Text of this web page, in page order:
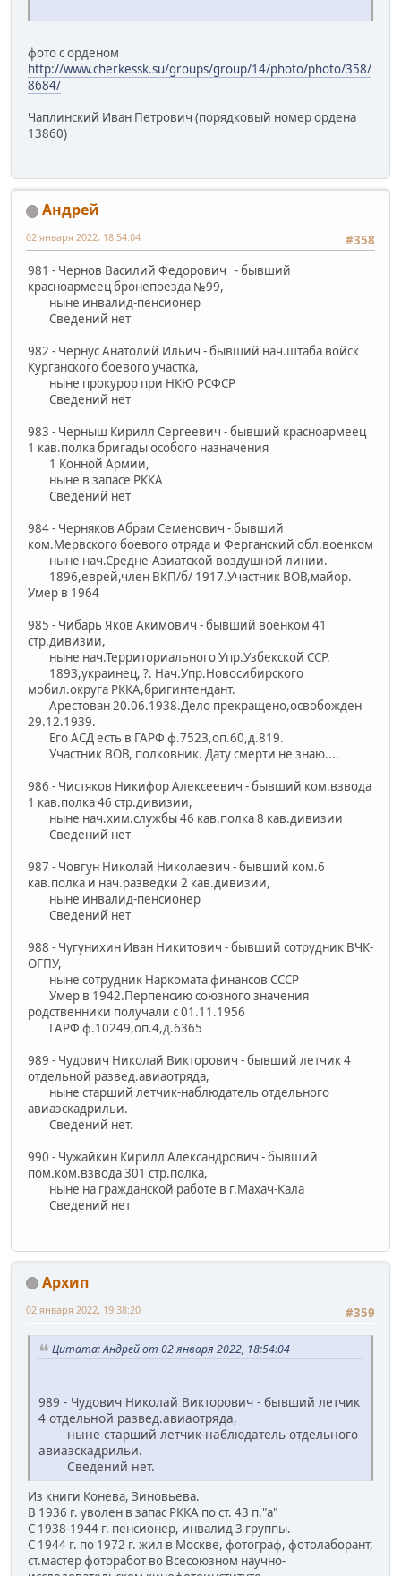
фото с орденом
http://www.cherkessk.su/groups/group/14/photo/photo/358/
8684/
Чаплинский Иван Петрович (порядковый номер ордена
13860)
Андрей
#358
02 января 2022, 18:54:04
981 - Чернов Василий Федорович - бывший
красноармеец бронепоезда №99,
ныне инвалид-пенсионер
Сведений нет
982 - Чернус Анатолий Ильич - бывший нач.штаба войск
Курганского боевого участка,
ныне прокурор при НКЮ РСФСР
Сведений нет
983 - Черныш Кирилл Сергеевич - бывший красноармеец
1 кав.полка бригады особого назначения
1 Конной Армии,
ныне в запасе РККА
Сведений нет
984 - Черняков Абрам Семенович - бывший
ком.Мервского боевого отряда и Ферганский обл.военком
ныне нач.Средне-Азиатской воздушной линии.
1896,еврей,член ВКП/б/ 1917.Участник ВОВ,майор.
Умер в 1964
985 - Чибарь Яков Акимович - бывший военком 41
стр.дивизии,
ныне нач.Территориального Упр.Узбекской ССР.
1893,украинец, ?. Нач.Упр.Новосибирского
мобил.округа РККА,бригинтендант.
Арестован 20.06.1938.Дело прекращено,освобожден
29.12.1939.
Его АСД есть в ГАРФ ф.7523,оп.60,д.819.
Участник ВОВ, полковник. Дату смерти не знаю....
986 - Чистяков Никифор Алексеевич - бывший ком.взвода
1 кав.полка 46 стр.дивизии,
ныне нач.хим.службы 46 кав.полка 8 кав.дивизии
Сведений нет
987 - Човгун Николай Николаевич - бывший ком.6
кав.полка и нач.разведки 2 кав.дивизии,
ныне инвалид-пенсионер
Сведений нет
988 - Чугунихин Иван Никитович - бывший сотрудник ВЧК-
ОГПУ,
ныне сотрудник Наркомата финансов СССР
Умер в 1942.Перпенсию союзного значения
родственники получали с 01.11.1956
ГАРФ ф.10249,оп.4,д.6365
989 - Чудович Николай Викторович - бывший летчик 4
отдельной развед.авиаотряда,
ныне старший летчик-наблюдатель отдельного
авиаэскадрильи.
Сведений нет.
990 - Чужайкин Кирилл Александрович - бывший
пом.ком.взвода 301 стр.полка,
ныне на гражданской работе в г.Махач-Кала
Сведений нет
Архип
#359
02 января 2022, 19:38:20
Цитата: Андрей от 02 января 2022, 18:54:04
989 - Чудович Николай Викторович - бывший летчик
4 отдельной развед.авиаотряда,
ныне старший летчик-наблюдатель отдельного
авиаэскадрильи.
Сведений нет.
Из книги Конева, Зиновьева.
В 1936 г. уволен в запас РККА по ст. 43 п."а"
С 1938-1944 г. пенсионер, инвалид 3 группы.
С 1944 г. по 1972 г. жил в Москве, фотограф, фотолаборант,
ст.мастер фоторабот во Всесоюзном научно-